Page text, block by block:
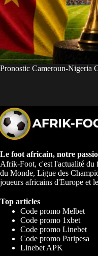
Pronostic Cameroun-Nigeria
Le foot africain, notre
Afrik-Foot, c'est l'actualité
du Monde, Ligue des
joueurs africains d'Europe et
Top articles
Code promo Melbet
Code promo 1xbet
Code promo Linebet
Code promo Paripesa
Linebet APK